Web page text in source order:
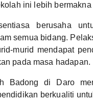
ini lebih bermakna
berusaha
semua bidang.
murid mendapat
pada masa hadapan.
Badong di Daro
berkualiti